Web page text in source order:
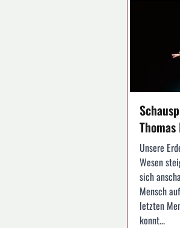
Unsere
Wesen
sich
Mensch
letzten
konnt...